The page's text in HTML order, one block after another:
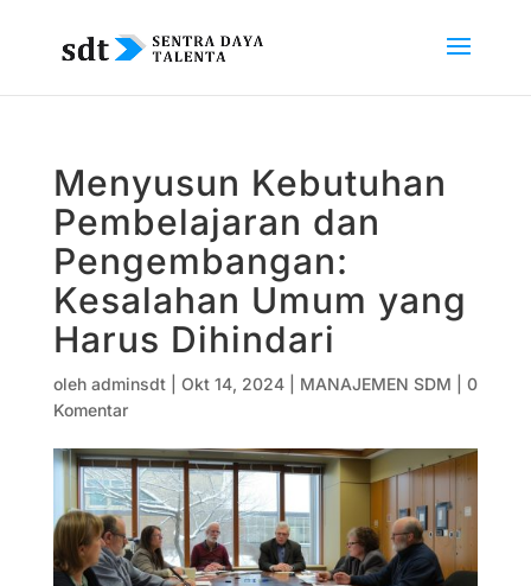
Menyusun Kebutuhan
Pembelajaran dan
Pengembangan:
Kesalahan Umum yang
Harus Dihindari
oleh adminsdt| Okt 14, 2024| MANAJEMEN SDM
0
Komentar